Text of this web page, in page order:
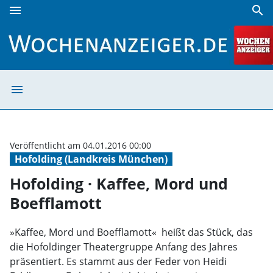
menu search
menu
Hofolding (Landkreis München)
Veröffentlicht am 04.01.2016 00:00
Hofolding · Kaffee, Mord und
Boefflamott
»Kaffee, Mord und Boefflamott«  heißt das Stück, das
die Hofoldinger Theatergruppe Anfang des Jahres
präsentiert. Es stammt aus der Feder von Heidi